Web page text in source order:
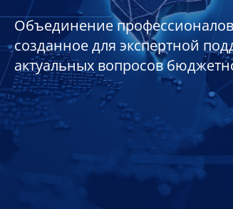
Объединение
созданное для экспертной
актуальных вопросов